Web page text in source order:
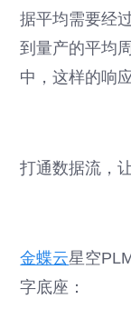
据平均需要经
到量产的平均
中，这样的响
打通数据流，
金蝶云星空
字底座：